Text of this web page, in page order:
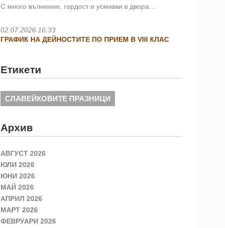
С много вълнение, гордост и усмивки в двора…
02.07.2026 16:33
ГРАФИК НА ДЕЙНОСТИТЕ ПО ПРИЕМ В VIII КЛАС
Етикети
СЛАВЕЙКОВИТЕ ПРАЗНИЦИ
Архив
АВГУСТ 2026
ЮЛИ 2026
ЮНИ 2026
МАЙ 2026
АПРИЛ 2026
МАРТ 2026
ФЕВРУАРИ 2026